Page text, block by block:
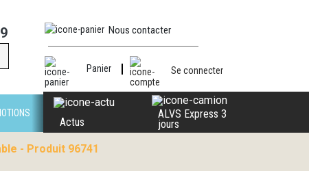
Nous contacter
Panier Se connecter
Actus
ALVS Express 3
jours
- Produit 96741